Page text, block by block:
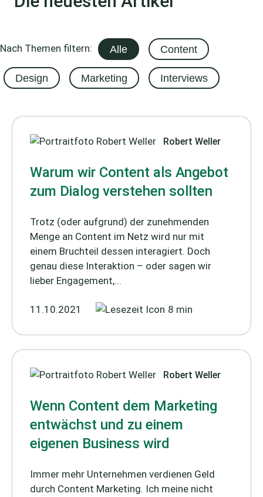
Nach Themen filtern: Alle Content
Design Marketing Interviews
Robert Weller
Warum wir Content als Angebot
zum Dialog verstehen sollten
Trotz (oder aufgrund) der zunehmenden
Menge an Content im Netz wird nur mit
einem Bruchteil dessen interagiert. Doch
genau diese Interaktion – oder sagen wir
lieber Engagement,...
11.10.2021 8 min
Robert Weller
Wenn Content dem Marketing
entwächst und zu einem
eigenen Business wird
Immer mehr Unternehmen verdienen Geld
durch Content Marketing. Ich meine nicht